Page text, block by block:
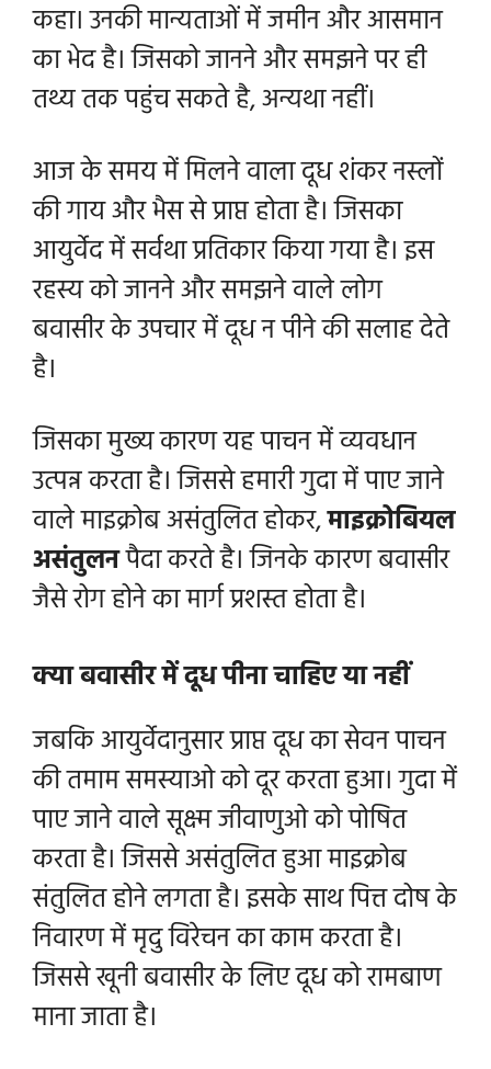
कहा। उनकी मान्यताओं में जमीन और आसमान
का भेद है। जिसको जानने और समझने पर ही
तथ्य तक पहुंच सकते है, अन्यथा नहीं।
आज के समय में मिलने वाला दूध शंकर नस्लों
की गाय और भैस से प्राप्त होता है। जिसका
आयुर्वेद में सर्वथा प्रतिकार किया गया है। इस
रहस्य को जानने और समझने वाले लोग
बवासीर के उपचार में दूध न पीने की सलाह देते
है।
जिसका मुख्य कारण यह पाचन में व्यवधान
उत्पन्न करता है। जिससे हमारी गुदा में पाए जाने
वाले माइक्रोब असंतुलित होकर,माइक्रोबियल
असंतुलनपैदा करते है। जिनके कारण बवासीर
जैसे रोग होने का मार्ग प्रशस्त होता है।
क्या बवासीर में दूध पीना चाहिए या नहीं
जबकि आयुर्वेदानुसार प्राप्त दूध का सेवन पाचन
की तमाम समस्याओ को दूर करता हुआ। गुदा में
पाए जाने वाले सूक्ष्म जीवाणुओ को पोषित
करता है। जिससे असंतुलित हुआ माइक्रोब
संतुलित होने लगता है। इसके साथ पित्त दोष के
निवारण में मृदु विरेचन का काम करता है।
जिससे खूनी बवासीर के लिए दूध को रामबाण
माना जाता है।